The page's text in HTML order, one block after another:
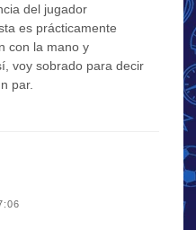
del jugador
es prácticamente
con la mano y
voy sobrado para decir
par.